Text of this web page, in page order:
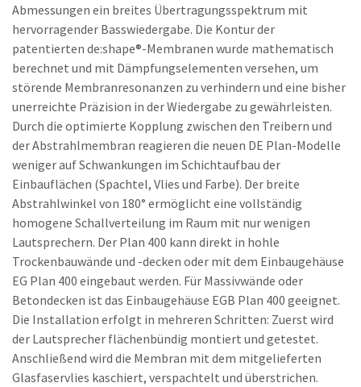
Abmessungen ein breites Übertragungsspektrum mit
hervorragender Basswiedergabe. Die Kontur der
patentierten de:shape®-Membranen wurde mathematisch
berechnet und mit Dämpfungselementen versehen, um
störende Membranresonanzen zu verhindern und eine bisher
unerreichte Präzision in der Wiedergabe zu gewährleisten.
Durch die optimierte Kopplung zwischen den Treibern und
der Abstrahlmembran reagieren die neuen DE Plan-Modelle
weniger auf Schwankungen im Schichtaufbau der
Einbauflächen (Spachtel, Vlies und Farbe). Der breite
Abstrahlwinkel von 180° ermöglicht eine vollständig
homogene Schallverteilung im Raum mit nur wenigen
Lautsprechern. Der Plan 400 kann direkt in hohle
Trockenbauwände und -decken oder mit dem Einbaugehäuse
EG Plan 400 eingebaut werden. Für Massivwände oder
Betondecken ist das Einbaugehäuse EGB Plan 400 geeignet.
Die Installation erfolgt in mehreren Schritten: Zuerst wird
der Lautsprecher flächenbündig montiert und getestet.
Anschließend wird die Membran mit dem mitgelieferten
Glasfaservlies kaschiert, verspachtelt und überstrichen.